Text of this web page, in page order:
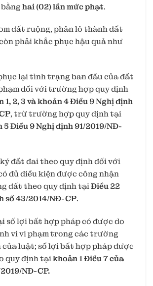
hai (02) lần mức phạt.
đất ruộng, phân lô thành đất
phải khắc phục hậu quả như
lại tình trạng ban đầu của đất
đối với trường hợp quy định
1, 2, 3 và khoản 4 Điều 9 Nghị định
, trừ trường hợp quy định tại
5 Điều 9 Nghị định 91/2019/NĐ-
đất đai theo quy định đối với
đủ điều kiện được công nhận
đất theo quy định tạiĐiều 22
số 43/2014/NĐ-CP.
số lợi bất hợp pháp có được do
vi vi phạm trong các trường
của luật; số lợi bất hợp pháp được
quy định tạikhoản 1 Điều 7 của
NĐ-CP.